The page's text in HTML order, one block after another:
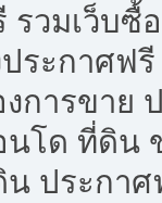
รวมเว็บซื้
ประกาศฟ
การขาย
นโด ที่ดิน
น ประกา